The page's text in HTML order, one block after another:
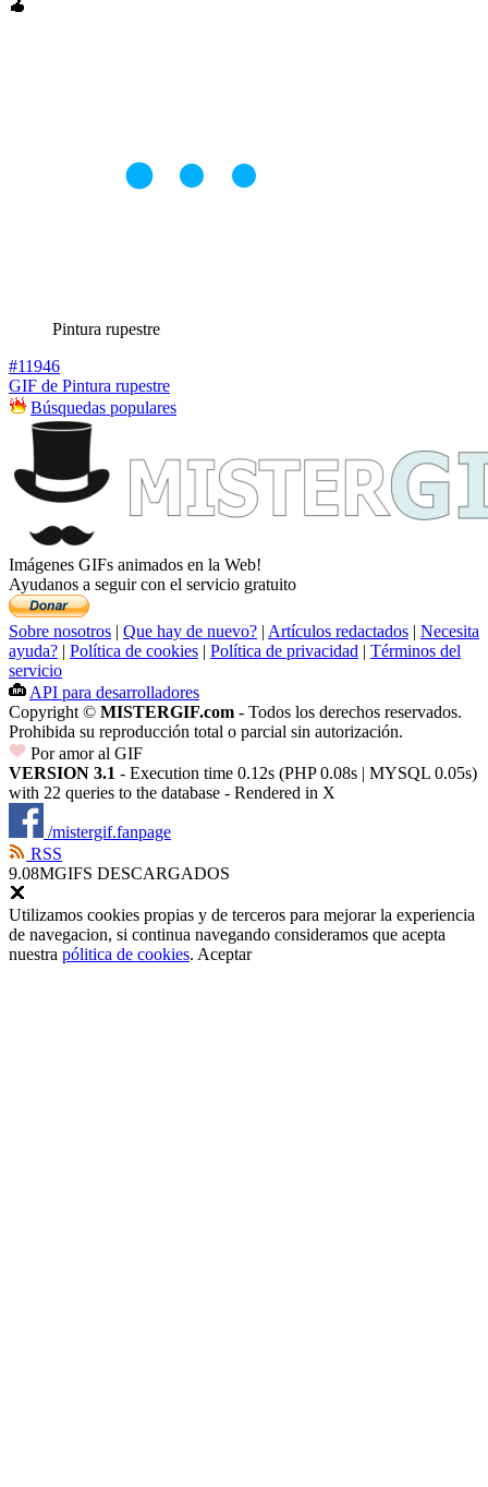
Pintura rupestre
#11946
GIF de Pintura rupestre
Búsquedas populares
Imágenes GIFs animados en la Web!
Ayudanos a seguir con el servicio gratuito
Sobre nosotros | Que hay de nuevo? | Artículos redactados | Necesita
ayuda? | Política de cookies | Política de privacidad | Términos del
servicio
API para desarrolladores
Copyright © MISTERGIF.com - Todos los derechos reservados.
Prohibida su reproducción total o parcial sin autorización.
Por amor al GIF
VERSION 3.1 - Execution time 0.12s (PHP 0.08s | MYSQL 0.05s)
with 22 queries to the database - Rendered in X
/mistergif.fanpage
RSS
9.08MGIFS DESCARGADOS
Utilizamos cookies propias y de terceros para mejorar la experiencia
de navegacion, si continua navegando consideramos que acepta
nuestra pólitica de cookies. Aceptar